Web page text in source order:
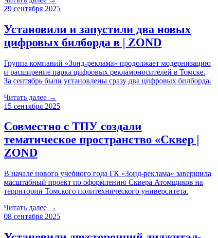
29 сентября 2025
Установили и запустили два новых
цифровых билборда в | ZOND
Группа компаний «Зонд-реклама» продолжает модернизацию
и расширение парка цифровых рекламоносителей в Томске.
За сентябрь были установлены сразу два цифровых билборда.
Читать далее →
15 сентября 2025
Совместно с ТПУ создали
тематическое пространство «Сквер |
ZOND
В начале нового учебного года ГК «Зонд-реклама» завершила
масштабный проект по оформлению Сквера Атомщиков на
территории Томского политехнического университета.
Читать далее →
08 сентября 2025